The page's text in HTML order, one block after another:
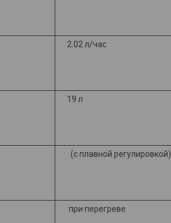
2.02 л/час
19 л
(с плавной регулировкой)
при перегреве